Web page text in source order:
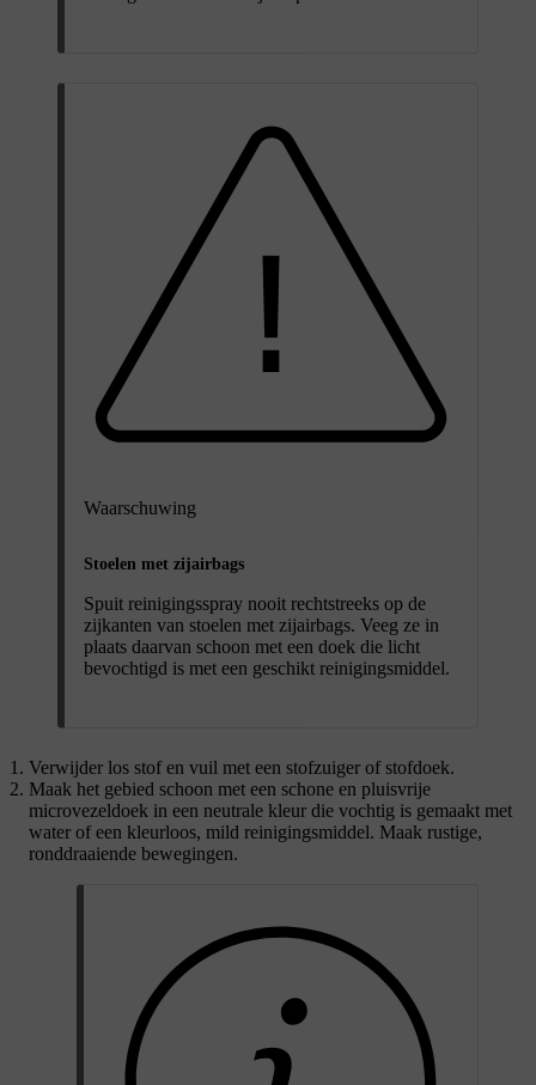
Waarschuwing
Stoelen met zijairbags
Spuit reinigingsspray nooit rechtstreeks op de
zijkanten van stoelen met zijairbags. Veeg ze in
plaats daarvan schoon met een doek die licht
bevochtigd is met een geschikt reinigingsmiddel.
Verwijder los stof en vuil met een stofzuiger of stofdoek.
Maak het gebied schoon met een schone en pluisvrije
microvezeldoek in een neutrale kleur die vochtig is gemaakt met
water of een kleurloos, mild reinigingsmiddel. Maak rustige,
ronddraaiende bewegingen.